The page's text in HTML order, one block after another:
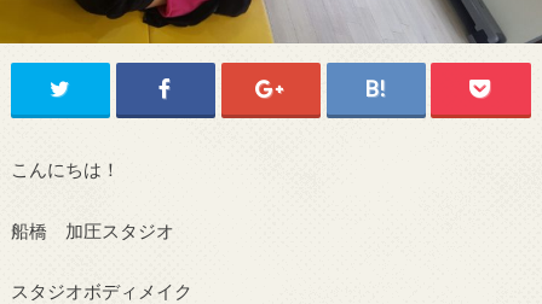
こんにちは！
船橋 加圧スタジオ
スタジオボディメイク